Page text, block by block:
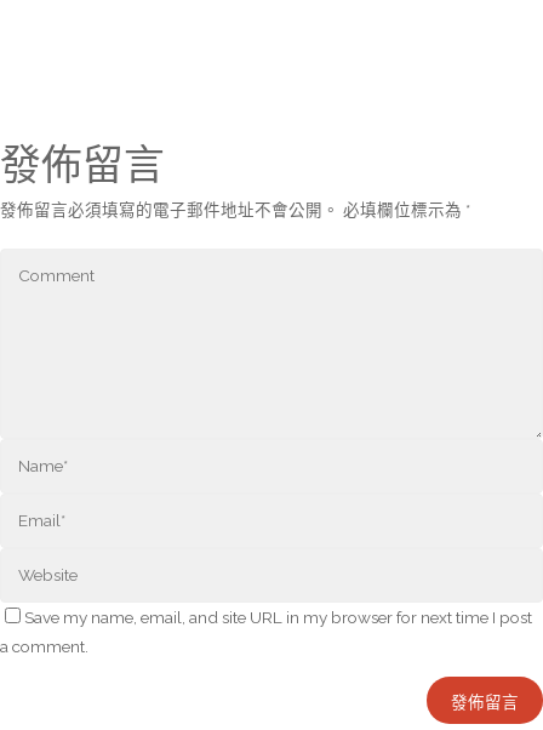
發佈留言
發佈留言必須填寫的電子郵件地址不會公開。 必填欄位標示為 *
Save my name, email, and site URL in my browser for next time I post
a comment.